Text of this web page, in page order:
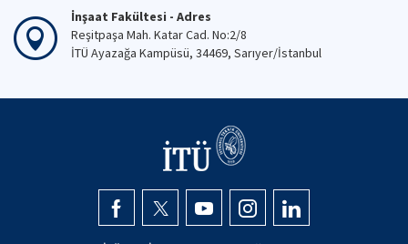
İnşaat Fakültesi - Adres
Reşitpaşa Mah. Katar Cad. No:2/8
İTÜ Ayazağa Kampüsü, 34469, Sarıyer/İstanbul